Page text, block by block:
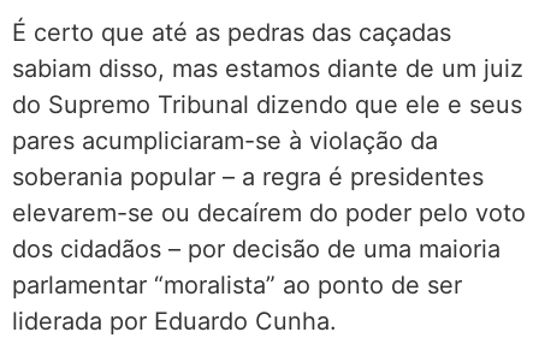
É certo que até as pedras das caçadas
sabiam disso, mas estamos diante de um juiz
do Supremo Tribunal dizendo que ele e seus
pares acumpliciaram-se à violação da
soberania popular – a regra é presidentes
elevarem-se ou decaírem do poder pelo voto
dos cidadãos – por decisão de uma maioria
parlamentar “moralista” ao ponto de ser
liderada por Eduardo Cunha.